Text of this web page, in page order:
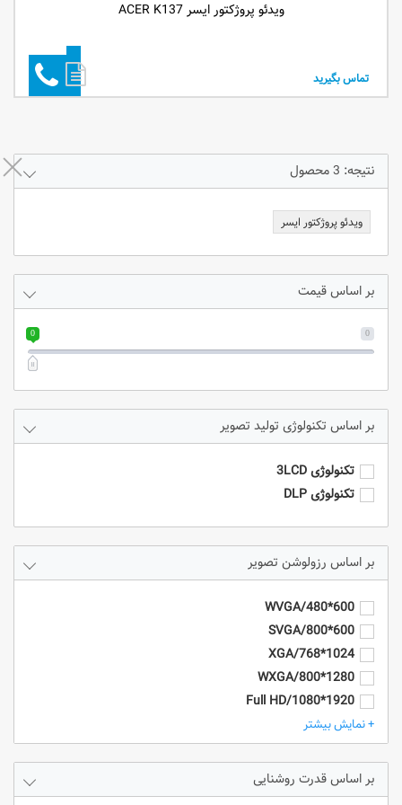
ویدئو پروژکتور ایسر ACER K137
تماس بگیرید
نتیجه: 3 محصول
ویدئو پروژکتور ایسر
بر اساس قیمت
0
0
تکنولوژی تولید تصویر
تکنولوژی 3LCD
تکنولوژی DLP
رزولوشن تصویر
600*480/WVGA
600*800/SVGA
1024*768/XGA
1280*800/WXGA
1920*1080/Full HD
1920*1200/WUXGA
4k/3840*2160
HD - 1280*720
SXGA+ (1400 x 1050)
+ نمایش بیشتر
قدرت روشنایی